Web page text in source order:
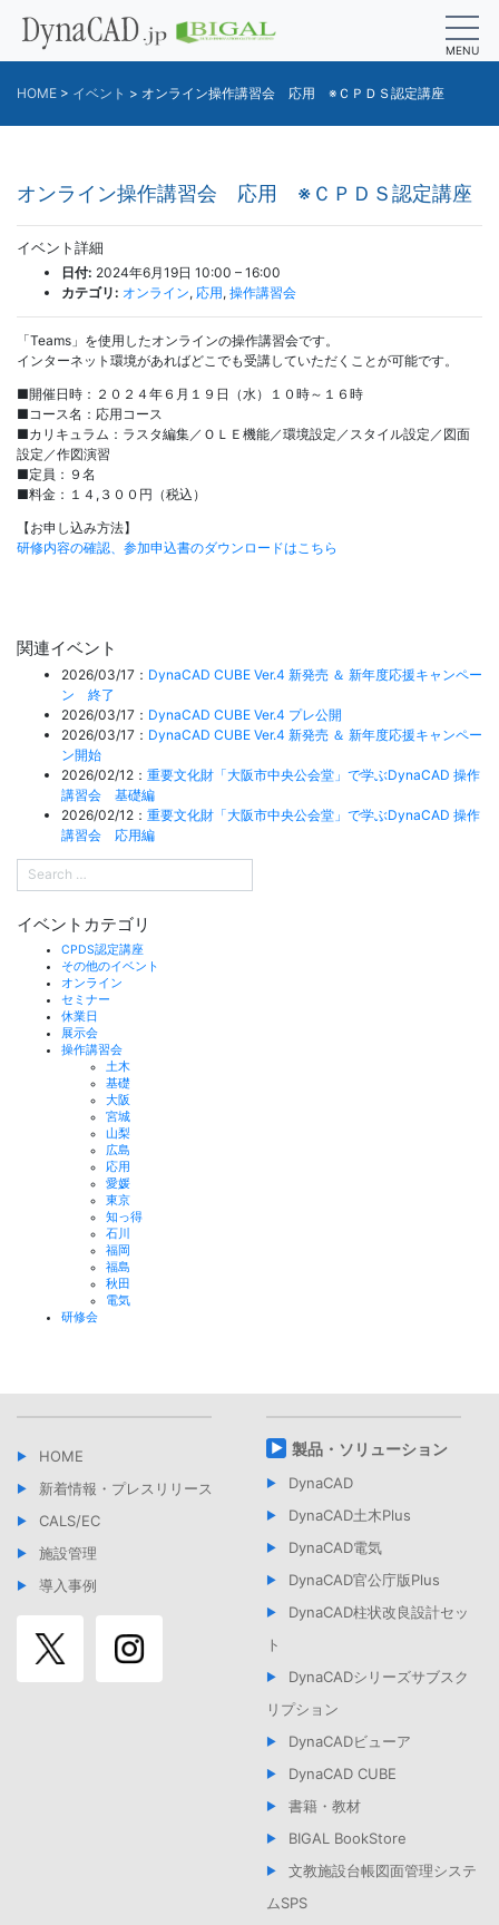
MENU
HOME > イベント > オンライン操作講習会 応用 ※ＣＰＤＳ認定講座
オンライン操作講習会 応用 ※ＣＰＤＳ認定講座
イベント詳細
日付: 2024年6月19日 10:00 – 16:00
カテゴリ: オンライン, 応用, 操作講習会
「Teams」を使用したオンラインの操作講習会です。
インターネット環境があればどこでも受講していただくことが可能です。
■開催日時：２０２４年６月１９日（水）１０時～１６時
■コース名：応用コース
■カリキュラム：ラスタ編集／ＯＬＥ機能／環境設定／スタイル設定／図面
設定／作図演習
■定員：９名
■料金：１４,３００円（税込）
【お申し込み方法】
研修内容の確認、参加申込書のダウンロードはこちら
関連イベント
2026/03/17： DynaCAD CUBE Ver.4 新発売 ＆ 新年度応援キャンペー
ン 終了
2026/03/17： DynaCAD CUBE Ver.4 プレ公開
2026/03/17： DynaCAD CUBE Ver.4 新発売 ＆ 新年度応援キャンペー
ン開始
2026/02/12： 重要文化財「大阪市中央公会堂」で学ぶDynaCAD 操作
講習会 基礎編
2026/02/12： 重要文化財「大阪市中央公会堂」で学ぶDynaCAD 操作
講習会 応用編
イベントカテゴリ
CPDS認定講座
その他のイベント
オンライン
セミナー
休業日
展示会
操作講習会
土木
基礎
大阪
宮城
山梨
広島
応用
愛媛
東京
知っ得
石川
福岡
福島
秋田
電気
研修会
HOME
新着情報・プレスリリース
CALS/EC
施設管理
導入事例
製品・ソリューション
DynaCAD
DynaCAD土木Plus
DynaCAD電気
DynaCAD官公庁版Plus
DynaCAD柱状改良設計セッ
ト
DynaCADシリーズサブスク
リプション
DynaCADビューア
DynaCAD CUBE
書籍・教材
BIGAL BookStore
文教施設台帳図面管理システ
ムSPS